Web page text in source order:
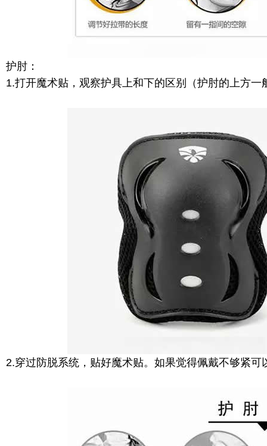
护肘：
1.打开魔术贴，观察护具上和下的区别（护肘的上方
2.穿过防脱系统，贴好魔术贴。如果觉得佩戴不够紧可